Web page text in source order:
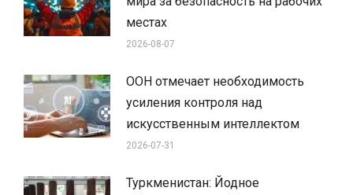
местах
2026-08-07
ООН отмечает необходимость
усиления контроля над
искусственным интеллектом
2026-07-31
Туркменистан: Йодное